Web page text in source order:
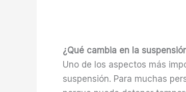
¿Qué cambia en la
Uno de los aspectos más
suspensión. Para muchas